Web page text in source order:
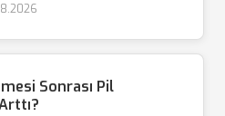
Sonrası Pil